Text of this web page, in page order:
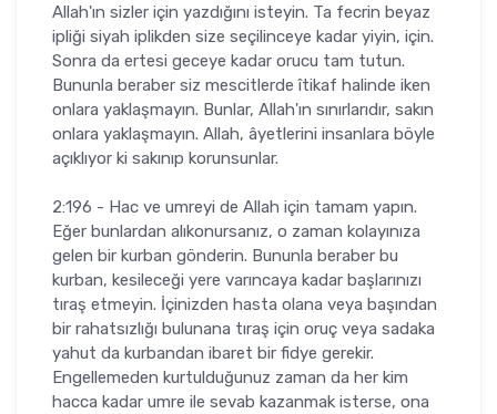
Allah'ın sizler için yazdığını isteyin. Ta fecrin beyaz
ipliği siyah iplikden size seçilinceye kadar yiyin, için.
Sonra da ertesi geceye kadar orucu tam tutun.
Bununla beraber siz mescitlerde îtikaf halinde iken
onlara yaklaşmayın. Bunlar, Allah'ın sınırlarıdır, sakın
onlara yaklaşmayın. Allah, âyetlerini insanlara böyle
açıklıyor ki sakınıp korunsunlar.
2:196 - Hac ve umreyi de Allah için tamam yapın.
Eğer bunlardan alıkonursanız, o zaman kolayınıza
gelen bir kurban gönderin. Bununla beraber bu
kurban, kesileceği yere varıncaya kadar başlarınızı
tıraş etmeyin. İçinizden hasta olana veya başından
bir rahatsızlığı bulunana tıraş için oruç veya sadaka
yahut da kurbandan ibaret bir fidye gerekir.
Engellemeden kurtulduğunuz zaman da her kim
hacca kadar umre ile sevab kazanmak isterse, ona